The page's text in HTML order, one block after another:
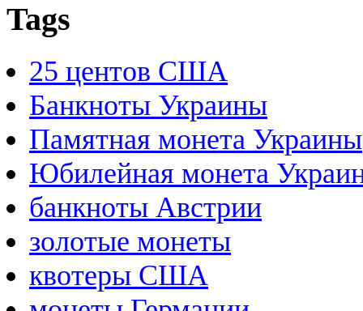
Tags
25 центов США
Банкноты Украины
Памятная монета Украины
Юбилейная монета
банкноты Австрии
золотые монеты
квотеры США